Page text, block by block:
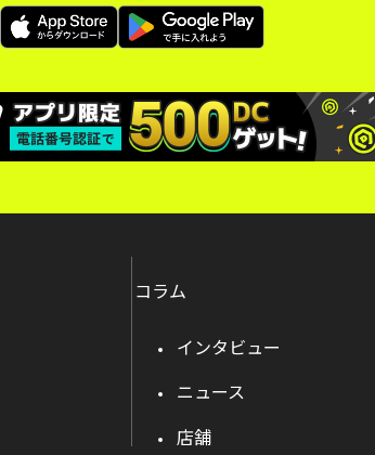
コラム
インタビュー
ニュース
店舗